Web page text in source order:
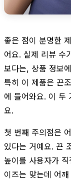
좋은 점이 분명한
어요. 실제 리뷰 수
보다는, 상품 정보
특히 이 제품은 끈
에 들어와요. 이 두
요.
첫 번째 주의점은
있다는 거예요. 끈
높이를 사용자가
이즈는 맞는데 어